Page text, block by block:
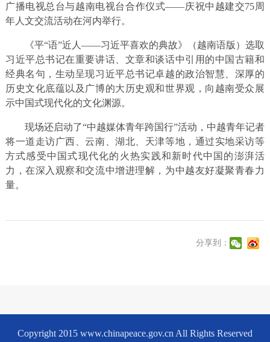
广播电视总台与越南电视台合作仪式——庆祝中越建交75周
年人文交流活动在河内举行。
《平“语”近人——习近平喜欢的典故》（越南语版）选取
习近平总书记在重要讲话、文章和谈话中引用的中国古籍和
经典名句，生动呈现习近平总书记卓越的政治智慧、深厚的
历史文化底蕴以及广博的大历史观和世界观，向越南受众展
示中国式现代化的文化渊源。
现场还启动了“中越媒体青年跨国行”活动，中越青年记者
将一道走访广西、云南、湖北、天津等地，通过实地采访等
方式感受中国式现代化的火热实践和新时代中国的澎湃活
力，在深入观察和交流中增进理解，为中越友好凝聚青春力
量。
分享到：
Copyright 2015 www.chinapeace.gov.cn All Rights Reserved